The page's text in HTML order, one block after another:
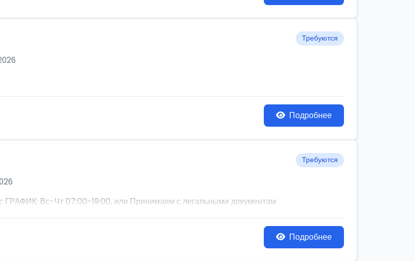
Требуются
Подробнее
Требуются
Вс-Чт 07:00-19:00, или Принимаем с легальными документам
Подробнее